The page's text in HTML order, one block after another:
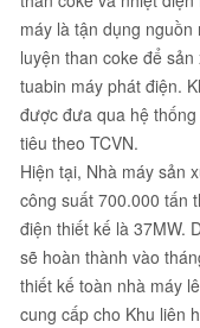
máy là tận dụng
luyện than coke để
tuabin máy phát điện.
được đưa qua hệ
tiêu theo TCVN.
Hiện tại, Nhà máy sản
công suất 700.000 tấn
điện thiết kế là 37MW.
sẽ hoàn thành vào
thiết kế toàn nhà máy
cung cấp cho Khu liên